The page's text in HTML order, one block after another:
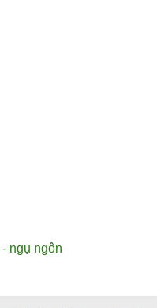
ngụ ngôn